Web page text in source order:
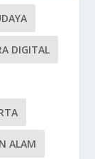
DIGITAL
ALAM